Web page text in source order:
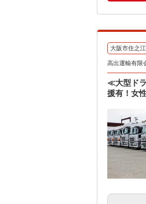
大阪市住之
高出運輸有限
≪大型ド
援有！女